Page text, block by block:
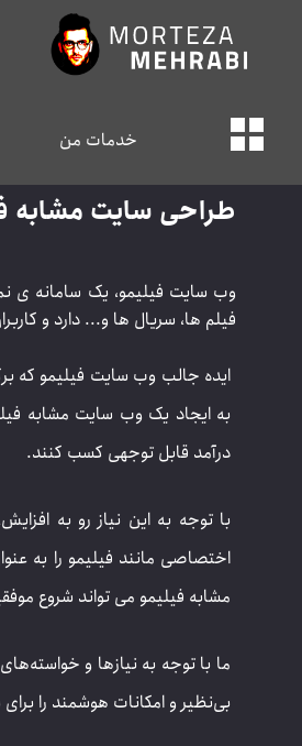
خدمات من
طراحی سایت مشابه
فیلم ها، سریال ها و... دارد و
ایده جالب وب سایت فیلیمو که
به ایجاد یک وب سایت مشابه
درآمد قابل توجهی کسب کنند.
با توجه به این نیاز رو به
اختصاصی مانند فیلیمو را به
مشابه فیلیمو می تواند شروع
ما با توجه به نیازها و
بی‌نظیر و امکانات هوشمند را